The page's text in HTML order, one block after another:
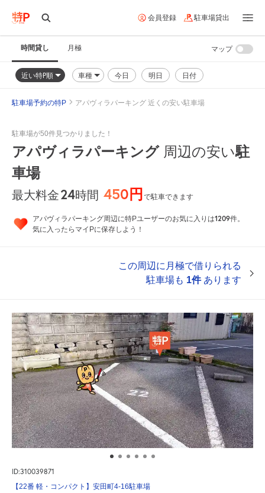
会員登録 駐車場貸出
時間貸し 月極
近い特P順 車種 今日 明日 日付
マップ
駐車場予約の特P アパヴィラパーキング 近くの安い駐車場
駐車場が50件見つかりました！
アパヴィラパーキング周辺の安い駐
車場
最大料金24時間 450円で駐車できます
アパヴィラパーキング周辺に特Pユーザーのお気に入りは1209件。
気に入ったらマイPに保存しよう！
この周辺に月極で借りられる
駐車場も 1件あります
ID:310039871
【22番 軽・コンパクト】安田町4-16駐車場